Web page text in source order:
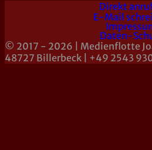
Direkt
E-Mail
Daten-
© 2017 - 2026 | Medienflotte
48727 Billerbeck | +49 2543